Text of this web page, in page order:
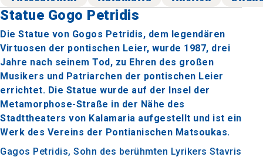
Statue Gogo Petridis
Die Statue von Gogos Petridis, dem legendären
Virtuosen der pontischen Leier, wurde 1987, drei
Jahre nach seinem Tod, zu Ehren des großen
Musikers und Patriarchen der pontischen Leier
errichtet. Die Statue wurde auf der Insel der
Metamorphose-Straße in der Nähe des
Stadttheaters von Kalamaria aufgestellt und ist ein
Werk des Vereins der Pontianischen Matsoukas.
Gagos Petridis, Sohn des berühmten Lyrikers Stavris